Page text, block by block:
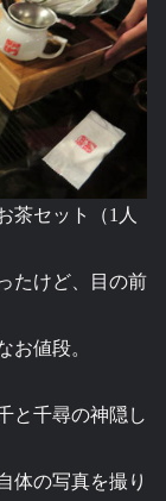
茶セット（1人
たけど、目の前
お値段。
と千尋の神隠し
体の写真を撮り